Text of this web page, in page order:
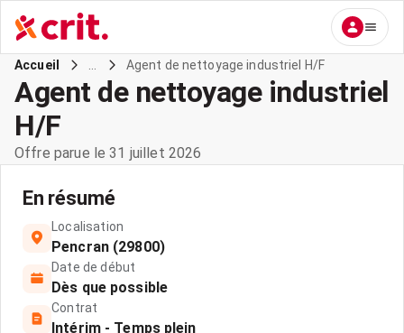
Accueil Agent de nettoyage industriel H/F
Agent de nettoyage industriel
H/F
Offre parue le 31 juillet 2026
En résumé
Localisation
Pencran (29800)
Date de début
Dès que possible
Contrat
Intérim - Temps plein